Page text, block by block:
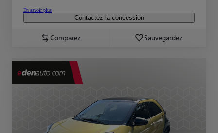
En savoir plus
Contactez la concession
Comparez Sauvegardez